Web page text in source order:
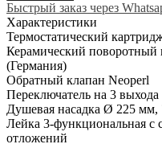
Быстрый заказ через
Характеристики
Термостатический
Керамический поворотный
(Германия)
Обратный клапан Neoperl
Переключатель на 3 выхода
Душевая насадка Ø 225
Лейка 3-функциональная с
отложений